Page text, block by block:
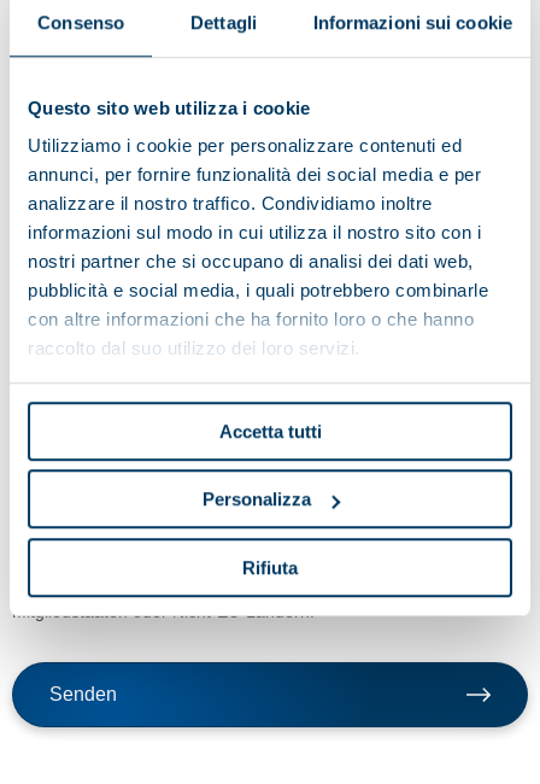
Consenso Dettagli Informazioni sui cookie
Questo sito web utilizza i cookie
Utilizziamo i cookie per personalizzare contenuti ed
annunci, per fornire funzionalità dei social media e per
analizzare il nostro traffico. Condividiamo inoltre
informazioni sul modo in cui utilizza il nostro sito con i
nostri partner che si occupano di analisi dei dati web,
pubblicità e social media, i quali potrebbero combinarle
con altre informazioni che ha fornito loro o che hanno
raccolto dal suo utilizzo dei loro servizi.
Accetta tutti
Personalizza
Rifiuta
Marketing-Aktivitäten
Ich stimme zu Ich stimme nicht zu
Der Profilerstellung
Durch Betätigen der Schaltfläche SENDEN bestätige ich die unter
Verarbeitung meiner persönlichen Daten für die Zwecke des
Dienstes und in der gleichen Informationsmitteilung genannten
Mitgliedstaaten oder Nicht-EU-Ländern.
Senden